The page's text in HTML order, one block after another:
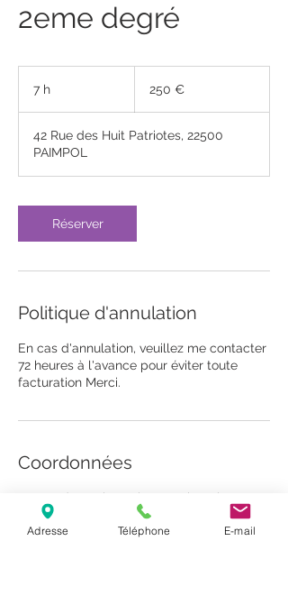
2eme degré
7 h 250 €
42 Rue des Huit Patriotes, 22500
PAIMPOL
Réserver
Politique d'annulation
En cas d'annulation, veuillez me contacter
72 heures à l'avance pour éviter toute
facturation Merci.
Coordonnées
42 Rue des Huit Patriotes, Paimpol, France
+0033 752344392
sophrologie.reiki@outlook.com
Adresse Téléphone E-mail